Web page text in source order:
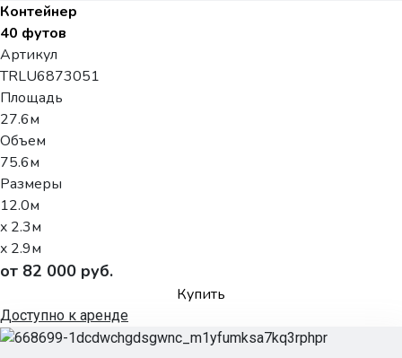
Контейнер
40 футов
Артикул
TRLU6873051
Площадь
27.6м
Объем
75.6м
Размеры
12.0м
x 2.3м
x 2.9м
от 82 000 руб.
Купить
Доступно к аренде